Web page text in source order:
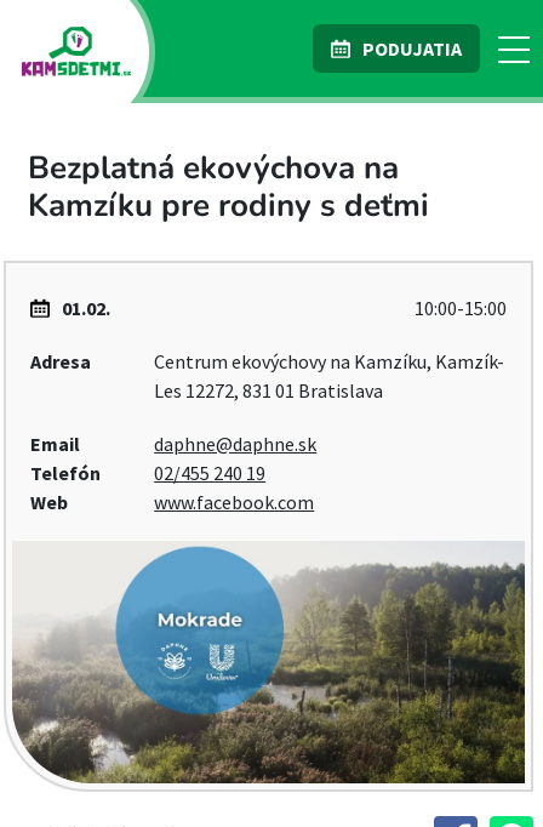
PODUJATIA
Bezplatná ekovýchova na
Kamzíku pre rodiny s deťmi
01.02. 10:00-15:00
Adresa
Centrum ekovýchovy na Kamzíku, Kamzík-
Les 12272, 831 01 Bratislava
Email
daphne@daphne.sk
Telefón
02/455 240 19
Web
www.facebook.com